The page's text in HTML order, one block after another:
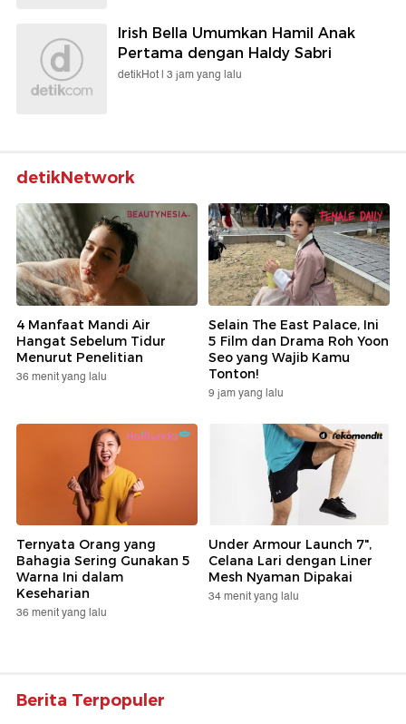
Irish Bella Umumkan Hamil Anak
Pertama dengan Haldy Sabri
detikHot | 3 jam yang lalu
detikNetwork
4 Manfaat Mandi Air
Hangat Sebelum Tidur
Menurut Penelitian
36 menit yang lalu
Selain The East Palace, Ini
5 Film dan Drama Roh Yoon
Seo yang Wajib Kamu
Tonton!
9 jam yang lalu
Ternyata Orang yang
Bahagia Sering Gunakan 5
Warna Ini dalam
Keseharian
36 menit yang lalu
Under Armour Launch 7",
Celana Lari dengan Liner
Mesh Nyaman Dipakai
34 menit yang lalu
Berita Terpopuler